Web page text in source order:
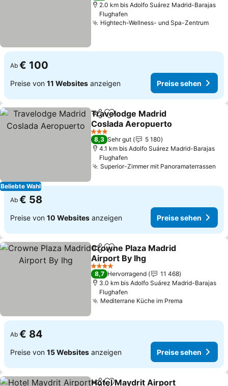
2.0 km bis Adolfo Suárez Madrid-Barajas
Flughafen
Hightech-Wellness- und Spa-Zentrum
Ab € 100
Preise von 11 Websites anzeigen Preise sehen
Beliebte Wahl
TeilenZu Favoriten hinzufügen
Travelodge Madrid
Coslada Aeropuerto
3 Sterne
8,3 Sehr gut
5 180
4.1 km bis Adolfo Suárez Madrid-Barajas
Flughafen
Superior-Zimmer mit Panoramaterrassen
Ab € 58
Preise von 10 Websites anzeigen Preise sehen
TeilenZu Favoriten hinzufügen
Crowne Plaza Madrid
Airport By Ihg
4 Sterne
8,7 Hervorragend
11 468
3.0 km bis Adolfo Suárez Madrid-Barajas
Flughafen
Mediterrane Küche im Prema
Ab € 84
Preise von 15 Websites anzeigen Preise sehen
Hotel Maydrit Airport